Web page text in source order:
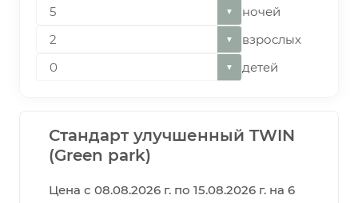
▼ ночей
▼ взрослых
▼ детей
Стандарт улучшенный TWIN
(Green park)
Цена с 08.08.2026 г. по 15.08.2026 г. на 6